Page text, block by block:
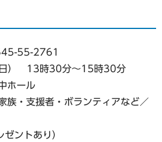
55-2761
日） 13時30分～15時30分
ホール
族・支援者・ボランティアなど／
ントあり）